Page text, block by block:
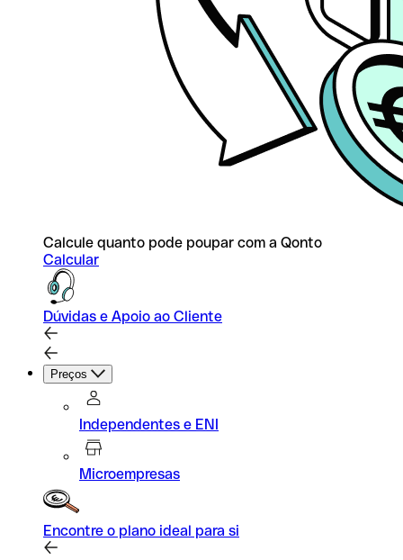
Calcule quanto pode poupar com a Qonto
Calcular
Dúvidas e Apoio ao Cliente
Preços
Independentes e ENI
Microempresas
Encontre o plano ideal para si